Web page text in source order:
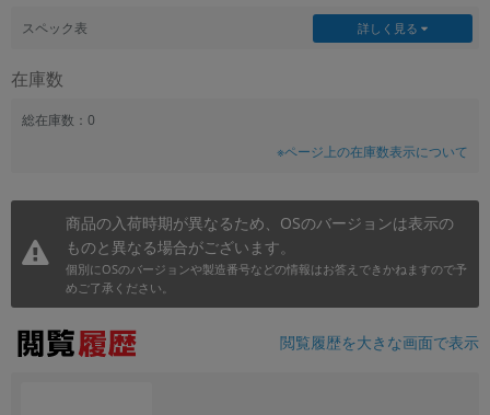
スペック表 詳しく見る
在庫数
総在庫数：0
※ページ上の在庫数表示について
商品の入荷時期が異なるため、OSのバージョンは表示の
ものと異なる場合がございます。
個別にOSのバージョンや製造番号などの情報はお答えできかねますので予
めご了承ください。
閲覧履歴を大きな画面で表示